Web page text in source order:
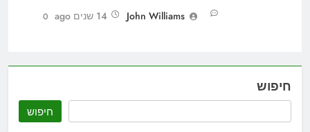
John Williams
14 שנים ago 0
חיפוש
חיפוש